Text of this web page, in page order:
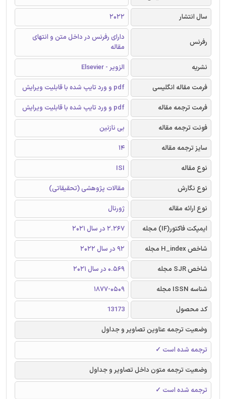
سال انتشار
2022
رفرنس
دارای رفرنس در داخل متن و انتهای
مقاله
نشریه
الزویر - Elsevier
فرمت مقاله انگلیسی
pdf و ورد تایپ شده با قابلیت ویرایش
فرمت ترجمه مقاله
pdf و ورد تایپ شده با قابلیت ویرایش
فونت ترجمه مقاله
بی نازنین
سایز ترجمه مقاله
14
نوع مقاله
ISI
نوع نگارش
مقالات پژوهشی (تحقیقاتی)
نوع ارائه مقاله
ژورنال
ایمپکت فاکتور(IF) مجله
2.267 در سال 2021
شاخص H_index مجله
92 در سال 2022
شاخص SJR مجله
0.569 در سال 2021
شناسه ISSN مجله
1877-0509
کد محصول
13173
وضعیت ترجمه عناوین تصاویر و جداول
ترجمه شده است ✓
وضعیت ترجمه متون داخل تصاویر و جداول
ترجمه شده است ✓